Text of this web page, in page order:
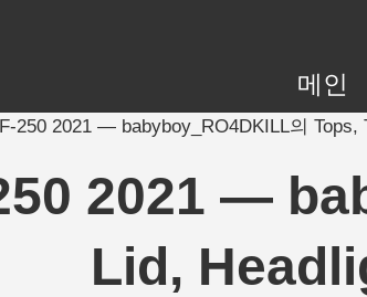
메인
250 2021 — babyboy_RO4DKILL의
2021 —
Lid,